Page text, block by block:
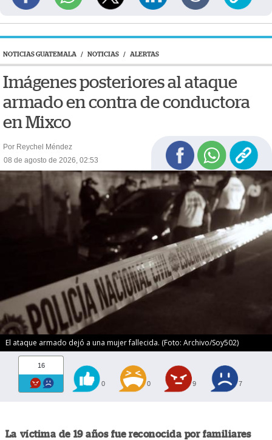
NOTICIAS GUATEMALA / NOTICIAS / ALERTAS
Imágenes posteriores al ataque
armado en contra de conductora
en Mixco
Por Reychel Méndez
08 de agosto de 2026, 02:53
El ataque armado dejó a una mujer fallecida. (Foto: Archivo/Soy502)
16
0 0 9 7
La víctima de 19 años fue reconocida por familiares